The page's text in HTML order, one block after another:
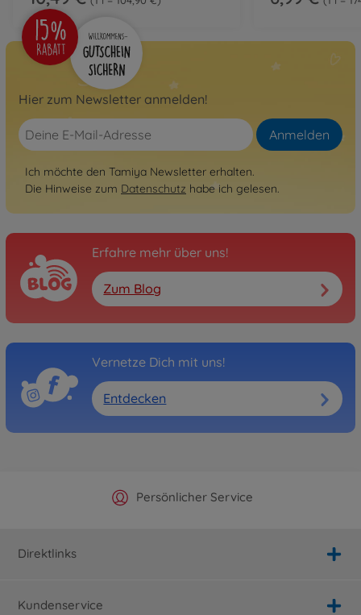
Hier zum Newsletter anmelden!
Anmelden
Ich möchte den Tamiya Newsletter erhalten.
Die Hinweise zum Datenschutz habe ich gelesen.
Erfahre mehr über uns!
Zum Blog
Vernetze Dich mit uns!
Entdecken
Offizieller Hersteller Shop
Persönlicher Service
Versandkostenfrei ab 25€
Schnelle Lieferung
Direktlinks
Kundenservice